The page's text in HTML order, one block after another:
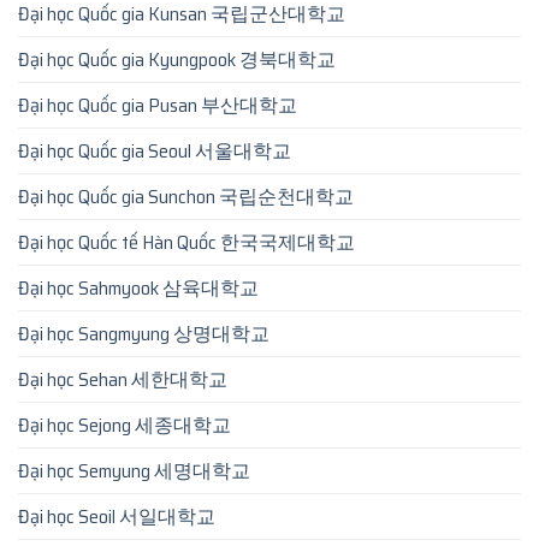
Đại học Quốc gia Kunsan 국립군산대학교
Đại học Quốc gia Kyungpook 경북대학교
Đại học Quốc gia Pusan 부산대학교
Đại học Quốc gia Seoul 서울대학교
Đại học Quốc gia Sunchon 국립순천대학교
Đại học Quốc tế Hàn Quốc 한국국제대학교
Đại học Sahmyook 삼육대학교
Đại học Sangmyung 상명대학교
Đại học Sehan 세한대학교
Đại học Sejong 세종대학교
Đại học Semyung 세명대학교
Đại học Seoil 서일대학교